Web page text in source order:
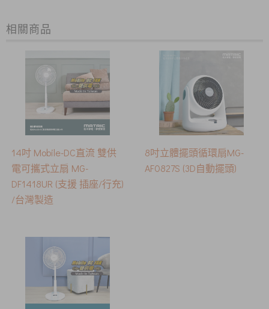
相關商品
14吋 Mobile-DC直流 雙供
電可攜式立扇 MG-
DF1418UR (支援 插座/行充)
/台灣製造
8吋立體擺頭循環扇MG-
AF0827S (3D自動擺頭)